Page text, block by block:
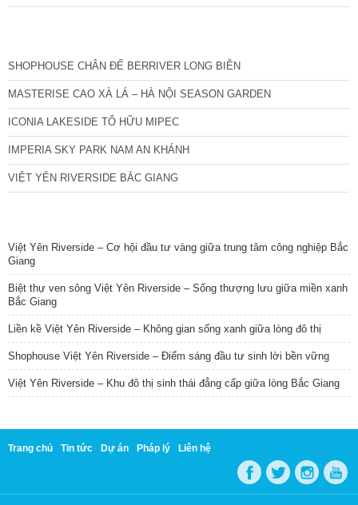
SHOPHOUSE CHÂN ĐẾ BERRIVER LONG BIÊN
MASTERISE CAO XÀ LÁ – HÀ NỘI SEASON GARDEN
ICONIA LAKESIDE TỐ HỮU MIPEC
IMPERIA SKY PARK NAM AN KHÁNH
VIỆT YÊN RIVERSIDE BẮC GIANG
Việt Yên Riverside – Cơ hội đầu tư vàng giữa trung tâm công nghiệp Bắc
Giang
Biệt thự ven sông Việt Yên Riverside – Sống thượng lưu giữa miền xanh
Bắc Giang
Liền kề Việt Yên Riverside – Không gian sống xanh giữa lòng đô thị
Shophouse Việt Yên Riverside – Điểm sáng đầu tư sinh lời bền vững
Việt Yên Riverside – Khu đô thị sinh thái đẳng cấp giữa lòng Bắc Giang
Trang chủ Tin tức Dự án Pháp lý Liên hệ